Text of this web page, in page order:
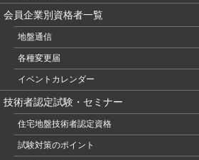
会員企業別資格者一覧
地盤通信
各種変更届
イベントカレンダー
技術者認定試験・セミナー
住宅地盤技術者認定資格
試験対策のポイント
一刻も早くご覧になりたい方は、電子版を
より電子版＆バックナンバー
© このホームページの著作権は、NPO 住宅地盤品質協会に属
す。